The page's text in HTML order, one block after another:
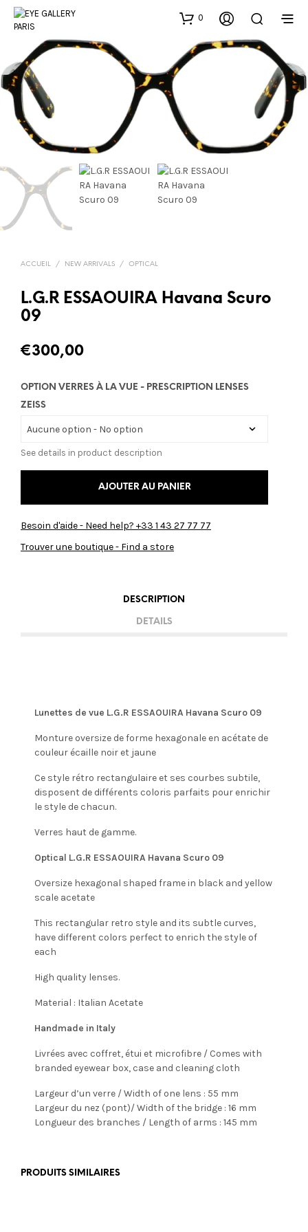
0
ACCUEIL / NEW ARRIVALS / OPTICAL
L.G.R ESSAOUIRA Havana Scuro
09
€300,00
OPTION VERRES À LA VUE - PRESCRIPTION LENSES
ZEISS
See details in product description
AJOUTER AU PANIER
Besoin d'aide - Need help? +33 1 43 27 77 77
Trouver une boutique - Find a store
DESCRIPTION
DETAILS
Lunettes de vue L.G.R ESSAOUIRA Havana Scuro 09
Monture oversize de forme hexagonale en acétate de
couleur écaille noir et jaune
Ce style rétro rectangulaire et ses courbes subtile,
disposent de différents coloris parfaits pour enrichir
le style de chacun.
Verres haut de gamme.
Optical L.G.R ESSAOUIRA Havana Scuro 09
Oversize hexagonal shaped frame in black and yellow
scale acetate
This rectangular retro style and its subtle curves,
have different colors perfect to enrich the style of
each
High quality lenses.
Material : Italian Acetate
Handmade in Italy
Livrées avec coffret, étui et microfibre / Comes with
branded eyewear box, case and cleaning cloth
Largeur d’un verre / Width of one lens : 55 mm
Largeur du nez (pont)/ Width of the bridge : 16 mm
Longueur des branches / Length of arms : 145 mm
PRODUITS SIMILAIRES